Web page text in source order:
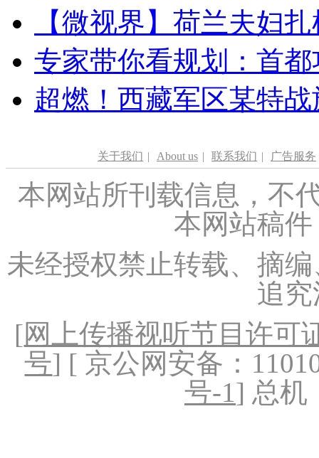
【微视界】荷兰夫妇
专家带你看规划：首
超燃！西藏军区某特
关于我们 | About us | 联系我们 | 广告服务
本网站所刊载信息，不
本网站稿
未经授权禁止转载、摘
追
[网上传播视听节目许可
号] [ 京公网安备：
号-1] 总机